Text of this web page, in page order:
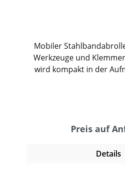
Mobiler
Werkzeuge und
wird kompakt in der
Bedingungen eine lange
Umreifen von
Preis auf
Details